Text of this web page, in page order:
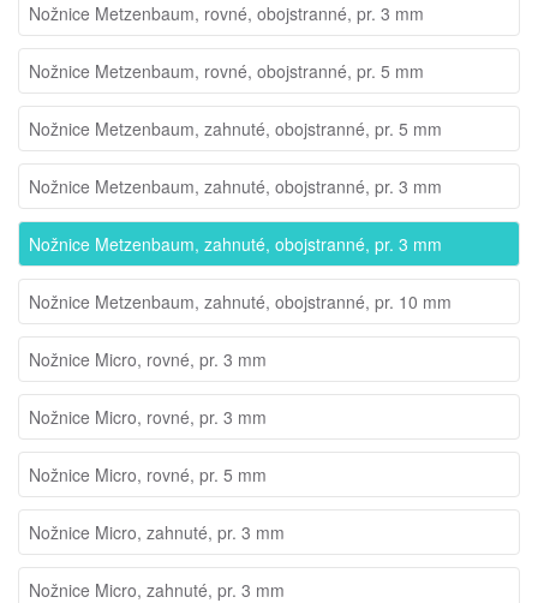
Nožnice Metzenbaum, rovné, obojstranné, pr. 3 mm
Nožnice Metzenbaum, rovné, obojstranné, pr. 5 mm
Nožnice Metzenbaum, zahnuté, obojstranné, pr. 5 mm
Nožnice Metzenbaum, zahnuté, obojstranné, pr. 3 mm
Nožnice Metzenbaum, zahnuté, obojstranné, pr. 3 mm
Nožnice Metzenbaum, zahnuté, obojstranné, pr. 10 mm
Nožnice Micro, rovné, pr. 3 mm
Nožnice Micro, rovné, pr. 3 mm
Nožnice Micro, rovné, pr. 5 mm
Nožnice Micro, zahnuté, pr. 3 mm
Nožnice Micro, zahnuté, pr. 3 mm